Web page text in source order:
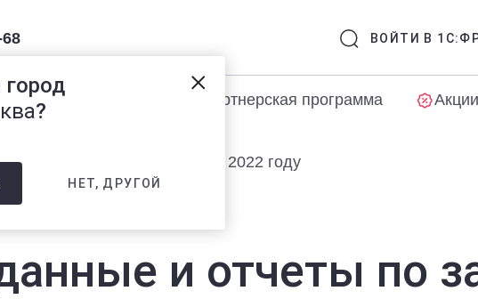
ВОЙТИ В
1С Партнерская программа Акции
и отчеты по занятости в 2022 году
и отчеты по
?
НЕТ, ДРУГОЙ